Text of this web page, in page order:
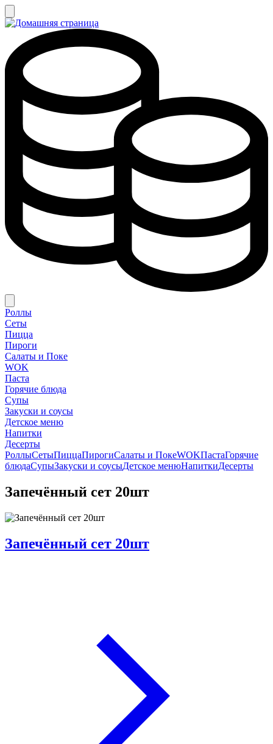
Роллы
Сеты
Пицца
Пироги
Салаты и Поке
WOK
Паста
Горячие блюда
Супы
Закуски и соусы
Детское меню
Напитки
Десерты
РоллыСетыПиццаПирогиСалаты и ПокеWOKПастаГорячие
блюдаСупыЗакуски и соусыДетское менюНапиткиДесерты
Запечённый сет 20шт
Запечённый сет 20шт